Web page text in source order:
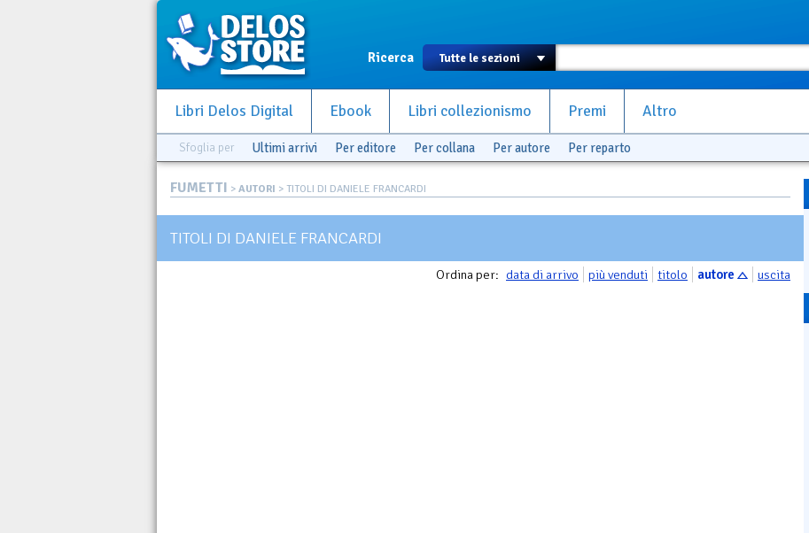
Ricerca
Libri Delos Digital Ebook Libri collezionismo Premi Altro
Sfoglia per Ultimi arrivi Per editore Per collana Per autore Per reparto
FUMETTI > AUTORI > TITOLI DI DANIELE FRANCARDI
TITOLI DI DANIELE FRANCARDI
Ordina per: data di arrivo più venduti titolo autore uscita